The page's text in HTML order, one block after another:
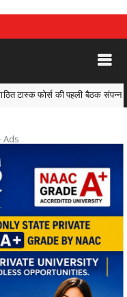
पहली बैठक संपन्न
Ads